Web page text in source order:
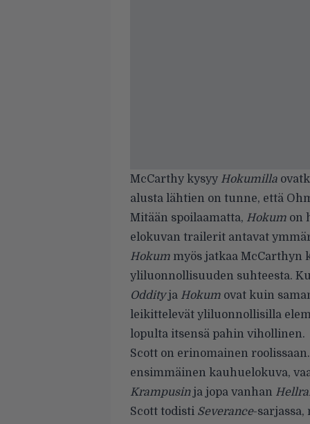
McCarthy kysyy Hokumilla
alusta lähtien on tunne, että
Mitään spoilaamatta, Hokum on
elokuvan trailerit antavat
Hokum myös jatkaa
yliluonnollisuuden suhteesta.
Oddityja Hokum ovat kuin
leikittelevät yliluonnollisilla
lopulta itsensä pahin vihollinen.
Scott on erinomainen roolissaan.
ensimmäinen kauhuelokuva,
Krampusinja jopa vanhan
Scott todisti Severance-sarjassa,